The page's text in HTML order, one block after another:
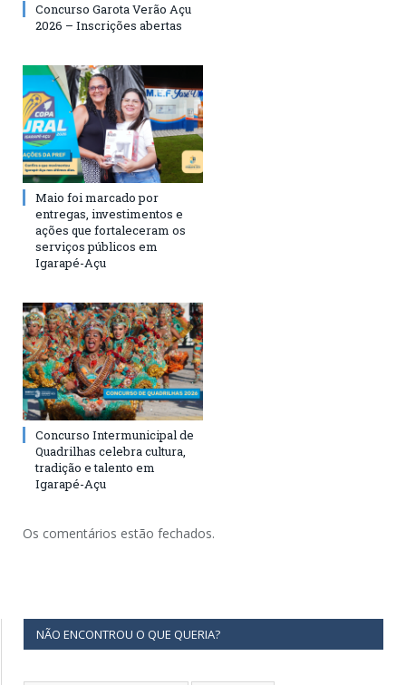
Concurso Garota Verão Açu
2026 – Inscrições abertas
Maio foi marcado por
entregas, investimentos e
ações que fortaleceram os
serviços públicos em
Igarapé-Açu
Concurso Intermunicipal de
Quadrilhas celebra cultura,
tradição e talento em
Igarapé-Açu
Os comentários estão fechados.
NÃO ENCONTROU O QUE QUERIA?